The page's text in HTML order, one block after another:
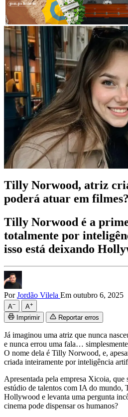
Tilly Norwood, atriz
poderá atuar em filmes?
Tilly Norwood é a
totalmente por
isso está deixando
PorJordão Vilela Em outubro 6, 2025
A− A+
Imprimir Reportar erros
Já imaginou uma atriz que nunca
e nunca errou uma fala…
O nome dela é Tilly Norwood, e,
criada inteiramente por inteligência
Apresentada pela empresa Xicoia,
estúdio de talentos com IA do mundo,
Hollywood e levanta uma pergunta
cinema pode dispensar os humanos?